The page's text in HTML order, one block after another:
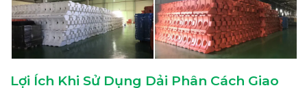
Lợi Ích Khi Sử Dụng Dải Phân Cách Giao